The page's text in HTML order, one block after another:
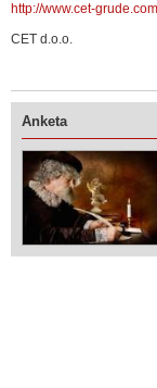
http://www.cet-
CET d.o.o.
Anketa